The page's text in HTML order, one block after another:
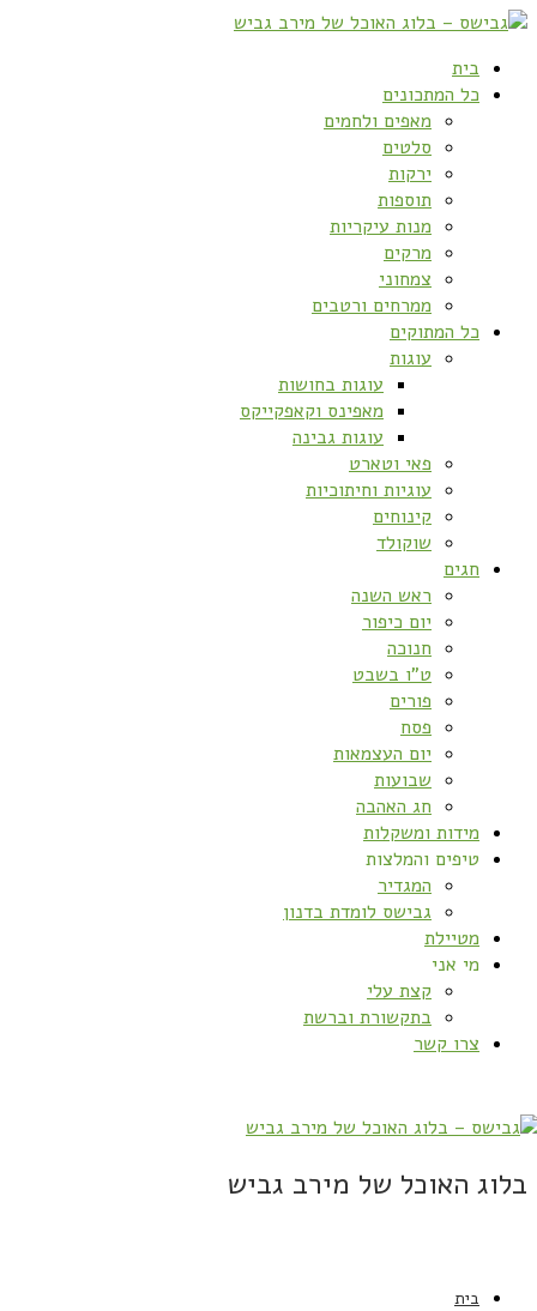
בית
כל המתכונים
מאפים ולחמים
סלטים
ירקות
תוספות
מנות עיקריות
מרקים
צמחוני
ממרחים ורטבים
כל המתוקים
עוגות
עוגות בחושות
מאפינס וקאפקייקס
עוגות גבינה
פאי וטארט
עוגיות וחיתוכיות
קינוחים
שוקולד
חגים
ראש השנה
יום כיפור
חנוכה
ט”ו בשבט
פורים
פסח
יום העצמאות
שבועות
חג האהבה
מידות ומשקלות
טיפים והמלצות
המגדיר
גבישס לומדת בדנון
מטיילת
מי אני
קצת עלי
בתקשורת וברשת
צרו קשר
בלוג האוכל של מירב גביש
בית